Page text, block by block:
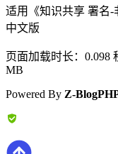
适用《知识共享 署名-
中文版
页面加载时长：0.098
MB
Powered By Z-